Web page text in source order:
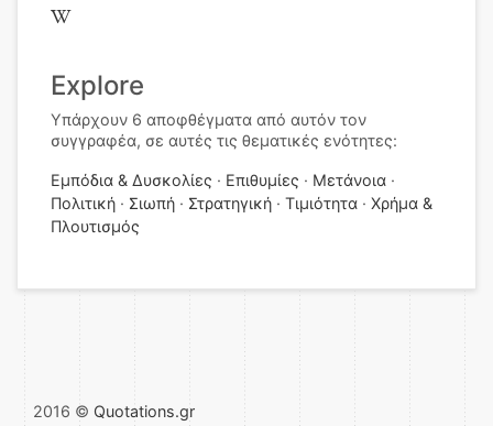
Explore
Υπάρχουν 6 αποφθέγματα από αυτόν τον
συγγραφέα, σε αυτές τις θεματικές ενότητες:
Εμπόδια & Δυσκολίες Επιθυμίες
Μετάνοια
Πολιτική
Σιωπή Στρατηγική Τιμιότητα
Χρήμα &
Πλουτισμός
2016 © Quotations.gr